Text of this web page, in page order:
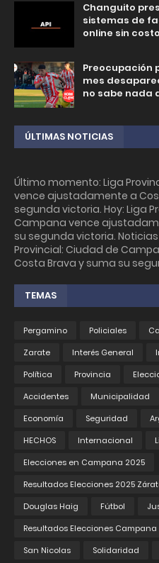
Changuito
sistemas de
online sin costo
Preocupación
mes
no sabe nada
ÚLTIMAS NOTICIAS
Último momento: Liga
vence ajustadamente a
segunda victoria. Hoy: Liga
Campana vence
su segunda victoria.
Provincial: Ciudad de
Costa Brava y suma su
TEMAS
Pergamino Policiales
Zarate
Interés General
Política
Provincia
Accidentes
Municipalidad
Economía
Seguridad
HECHOS
Internacional
Elecciones en Campana 2025
Resultados Elecciones 2025
Douglas Haig
Fútbol
Resultados Elecciones Campana
San Nicolas
Solidaridad